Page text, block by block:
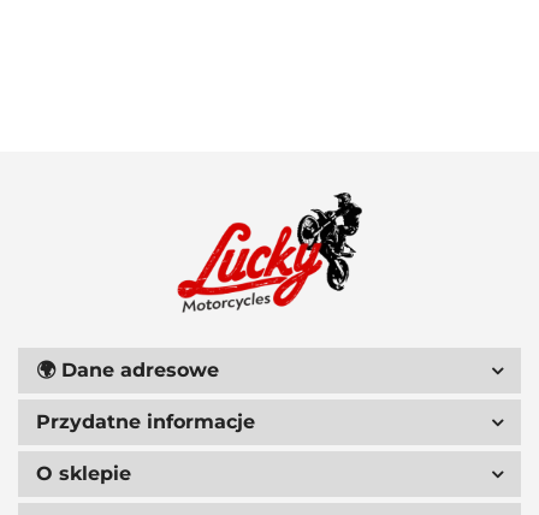
🌍 Dane adresowe
Przydatne informacje
O sklepie